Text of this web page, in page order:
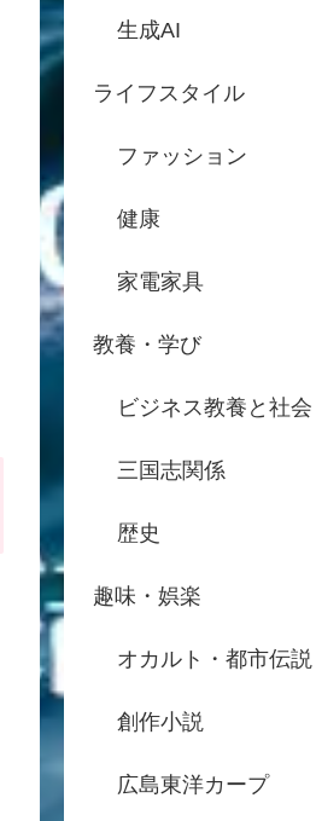
生成AI
ライフスタイル
ファッション
健康
家電家具
教養・学び
ビジネス教養と社
三国志関係
歴史
趣味・娯楽
オカルト・都市伝
創作小説
広島東洋カープ